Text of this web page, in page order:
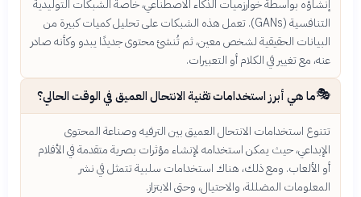
إنشاؤه بواسطة خوارزميات الذكاء الاصطناعي، خاصة الشبكات التوليدية
التنافسية (GANs). تعمل هذه الشبكات على تحليل كميات كبيرة من
البيانات الحقيقية لشخص معين، ثم تُنشئ محتوى جديدًا يبدو وكأنه صادر
عنه، مع تغيير في الكلام أو التعبيرات.
🎭ما هي أبرز استخدامات تقنية الانتحال العميق في الوقت الحالي؟
تتنوع استخدامات الانتحال العميق بين الترفيه وصناعة المحتوى
الإبداعي، حيث يمكن استخدامه لإنشاء مؤثرات بصرية متقدمة في الأفلام
أو الألعاب. ومع ذلك، هناك استخدامات سلبية تتمثل في نشر
المعلومات المضللة، والاحتيال، وحتى الابتزاز.